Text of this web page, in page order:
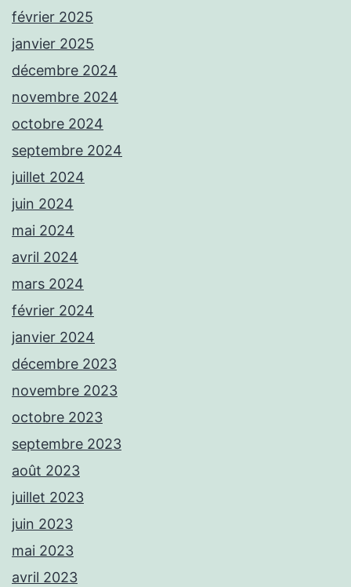
février 2025
janvier 2025
décembre 2024
novembre 2024
octobre 2024
septembre 2024
juillet 2024
juin 2024
mai 2024
avril 2024
mars 2024
février 2024
janvier 2024
décembre 2023
novembre 2023
octobre 2023
septembre 2023
août 2023
juillet 2023
juin 2023
mai 2023
avril 2023